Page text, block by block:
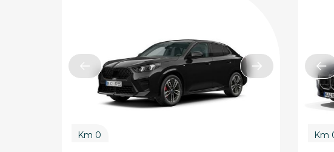
Km 0 Km